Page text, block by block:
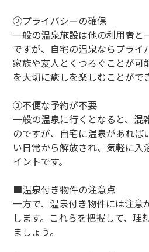
②プライバシーの確保
一般の温泉施設は他の利用者と
ですが、自宅の温泉ならプライ
家族や友人とくつろぐことが可
を大切に癒しを楽しむことがで
③不便な予約が不要
一般の温泉に行くとなると、混
のですが、自宅に温泉があれば
い日常から解放され、気軽に入
イントです。
■温泉付き物件の注意点
一方で、温泉付き物件には注意
します。これらを把握して、理
ましょう。